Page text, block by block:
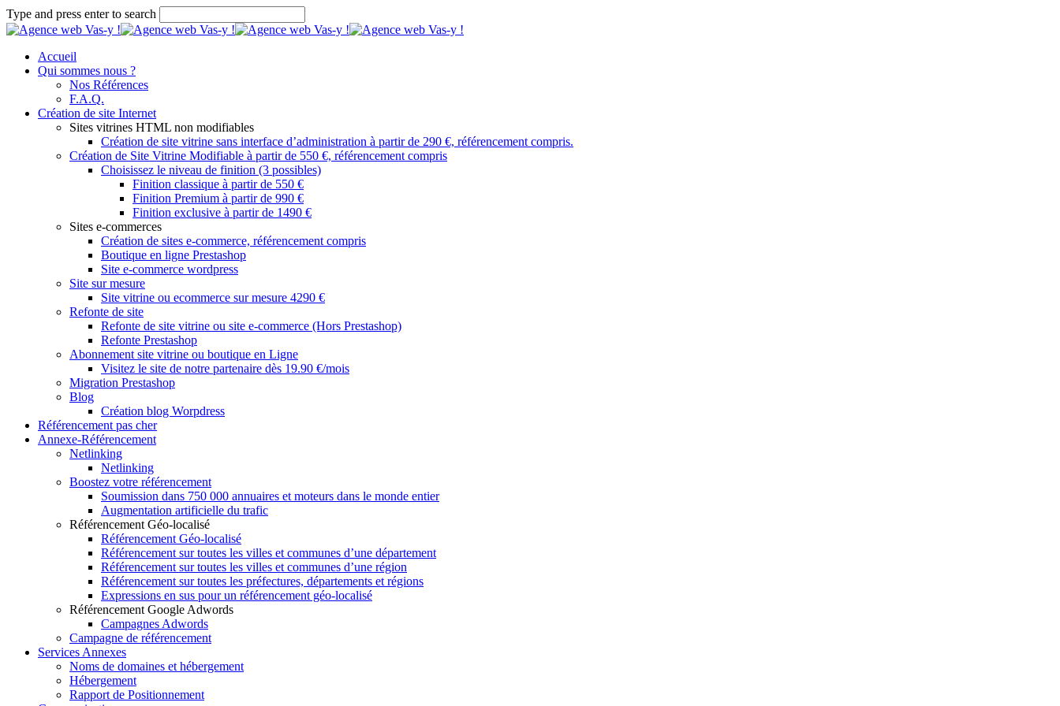
Type and press enter to search
Accueil
Qui sommes nous ?
Nos Références
F.A.Q.
Création de site Internet
Sites vitrines HTML non modifiables
Création de site vitrine sans interface d’administration à partir de 290 €, référencement compris.
Création de Site Vitrine Modifiable à partir de 550 €, référencement compris
Choisissez le niveau de finition (3 possibles)
Finition classique à partir de 550 €
Finition Premium à partir de 990 €
Finition exclusive à partir de 1490 €
Sites e-commerces
Création de sites e-commerce, référencement compris
Boutique en ligne Prestashop
Site e-commerce wordpress
Site sur mesure
Site vitrine ou ecommerce sur mesure 4290 €
Refonte de site
Refonte de site vitrine ou site e-commerce (Hors Prestashop)
Refonte Prestashop
Abonnement site vitrine ou boutique en Ligne
Visitez le site de notre partenaire dès 19.90 €/mois
Migration Prestashop
Blog
Création blog Worpdress
Référencement pas cher
Annexe-Référencement
Netlinking
Netlinking
Boostez votre référencement
Soumission dans 750 000 annuaires et moteurs dans le monde entier
Augmentation artificielle du trafic
Référencement Géo-localisé
Référencement Géo-localisé
Référencement sur toutes les villes et communes d’une département
Référencement sur toutes les villes et communes d’une région
Référencement sur toutes les préfectures, départements et régions
Expressions en sus pour un référencement géo-localisé
Référencement Google Adwords
Campagnes Adwords
Campagne de référencement
Services Annexes
Noms de domaines et hébergement
Hébergement
Rapport de Positionnement